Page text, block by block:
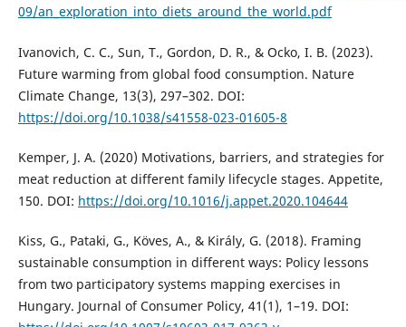
09/an_exploration_into_diets_around_the_world.pdf
Ivanovich, C. C., Sun, T., Gordon, D. R., & Ocko, I. B. (2023).
Future warming from global food consumption. Nature
Climate Change, 13(3), 297–302. DOI:
https://doi.org/10.1038/s41558-023-01605-8
Kemper, J. A. (2020) Motivations, barriers, and strategies for
meat reduction at different family lifecycle stages. Appetite,
150. DOI: https://doi.org/10.1016/j.appet.2020.104644
Kiss, G., Pataki, G., Köves, A., & Király, G. (2018). Framing
sustainable consumption in different ways: Policy lessons
from two participatory systems mapping exercises in
Hungary. Journal of Consumer Policy, 41(1), 1–19. DOI: